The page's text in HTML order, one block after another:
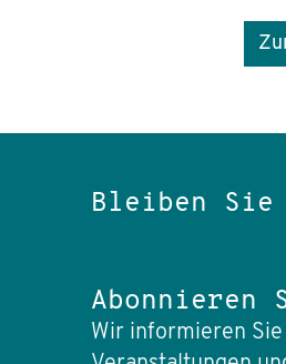
Bleiben
Abonnieren
Wir informieren